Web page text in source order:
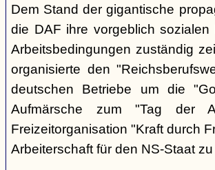
Dem Stand der gigantische
die DAF ihre vorgeblich
Arbeitsbedingungen zuständig
organisierte den
deutschen Betriebe um die
Aufmärsche zum "Tag
Freizeitorganisation "Kraft durch
Arbeiterschaft für den NS-Staat